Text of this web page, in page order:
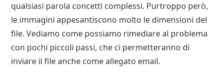
qualsiasi parola concetti complessi. Purtroppo però,
le immagini appesantiscono molto le dimensioni del
file. Vediamo come possiamo rimediare al problema
con pochi piccoli passi, che ci permetteranno di
inviare il file anche come allegato email.